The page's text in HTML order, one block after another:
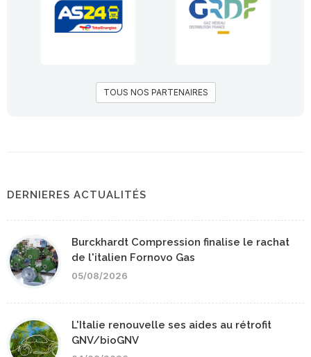
TOUS NOS PARTENAIRES
DERNIERES ACTUALITÉS
Burckhardt Compression finalise le rachat
de l'italien Fornovo Gas
05/08/2026
L'Italie renouvelle ses aides au rétrofit
GNV/bioGNV